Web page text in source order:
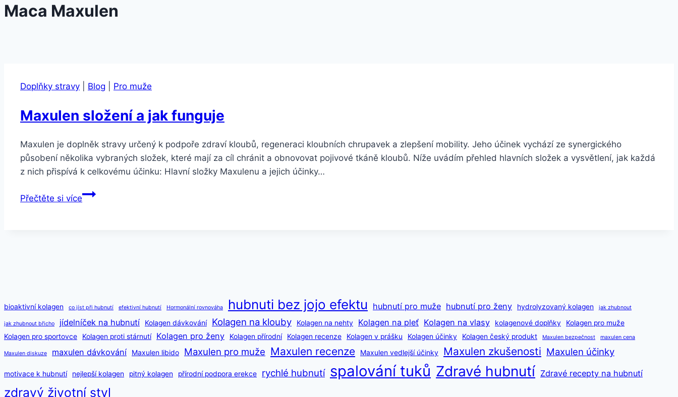
Maca Maxulen
Doplňky stravy Blog Pro muže
Maxulen složení a jak funguje
Maxulen je doplněk stravy určený k podpoře zdraví kloubů, regeneraci kloubních chrupavek a zlepšení mobility. Jeho účinek vychází ze synergického
působení několika vybraných složek, které mají za cíl chránit a obnovovat pojivové tkáně kloubů. Níže uvádím přehled hlavních složek a vysvětlení, jak každá
z nich přispívá k celkovému účinku: Hlavní složky Maxulenu a jejich účinky…
Přečtěte si víceMaxulen
bioaktivní kolagen co jíst při hubnutí efektivní hubnutí Hormonální rovnováha hubnuti bez jojo efektu hubnutí pro muže hubnutí pro ženy hydrolyzovaný kolagen jak zhubnout
jak zhubnout břicho jídelníček na hubnutí Kolagen dávkování Kolagen na klouby Kolagen na nehty Kolagen na pleť Kolagen na vlasy kolagenové doplňky
Kolagen pro muže
Kolagen pro sportovce
Kolagen proti stárnutí Kolagen pro ženy Kolagen přírodní Kolagen recenze Kolagen v prášku Kolagen účinky Kolagen český produkt Maxulen bezpečnost maxulen cena
Maxulen diskuze maxulen dávkování Maxulen libido Maxulen pro muže Maxulen recenze Maxulen vedlejší účinky Maxulen zkušenosti Maxulen účinky
motivace k hubnutí nejlepší kolagen pitný kolagen přírodní podpora erekce rychlé hubnutí spalování tuků Zdravé hubnutí Zdravé recepty na hubnutí
zdravý životní styl